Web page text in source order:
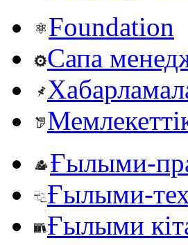
Foundation
Сапа
Ғылыми-
Ғылыми-
Ғылыми